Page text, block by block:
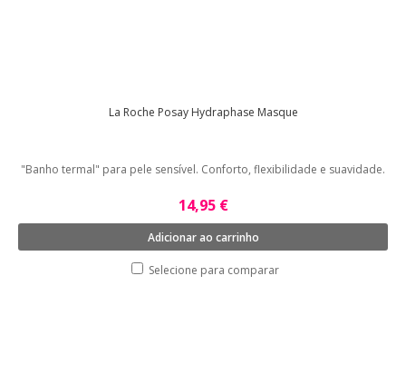
La Roche Posay Hydraphase Masque
"Banho termal" para pele sensível. Conforto, flexibilidade e suavidade.
14,95 €
Adicionar ao carrinho
Selecione para comparar